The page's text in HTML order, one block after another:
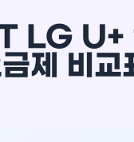
LG U+
제 비교